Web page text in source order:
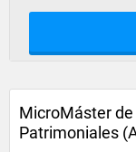
MicroMáster
Patrimoniales